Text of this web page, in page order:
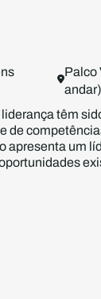
Palco
andar)
têm
um